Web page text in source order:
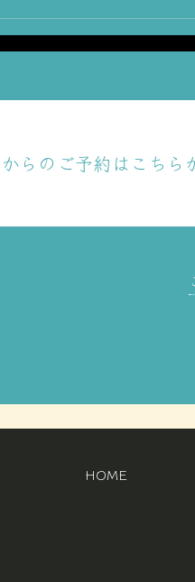
らのご予約はこちら
HOME